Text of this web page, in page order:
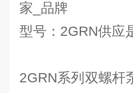
家_品牌
型号：2GRN供应
2GRN系列双螺杆